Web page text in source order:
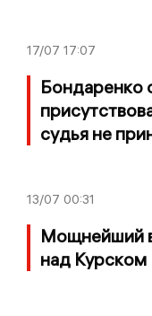
17/07 17:07
Бондаренко
судья не
13/07 00:31
Мощнейший
над Курском